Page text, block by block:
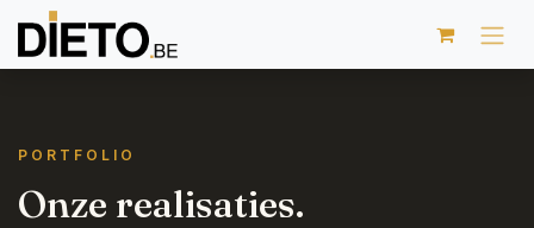
Overslaan naar inhoud
PORTFOLIO
Onze realisaties.